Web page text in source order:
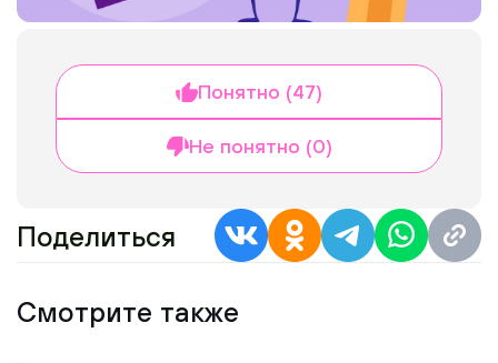
Понятно (47)
Не понятно (0)
Поделиться
Смотрите также